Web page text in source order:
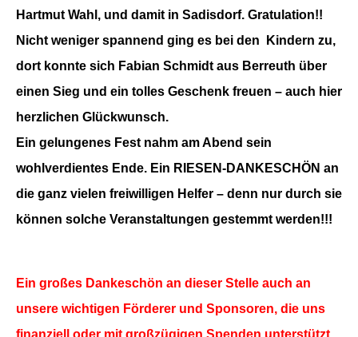
Hartmut Wahl, und damit in Sadisdorf. Gratulation!!
Nicht weniger spannend ging es bei den Kindern zu,
dort konnte sich Fabian Schmidt aus Berreuth über
einen Sieg und ein tolles Geschenk freuen – auch hier
herzlichen Glückwunsch.
Ein gelungenes Fest nahm am Abend sein
wohlverdientes Ende. Ein RIESEN-DANKESCHÖN an
die ganz vielen freiwilligen Helfer – denn nur durch sie
können solche Veranstaltungen gestemmt werden!!!
Ein großes Dankeschön an dieser Stelle auch an
unsere wichtigen Förderer und Sponsoren, die uns
finanziell oder mit großzügigen Spenden unterstützt